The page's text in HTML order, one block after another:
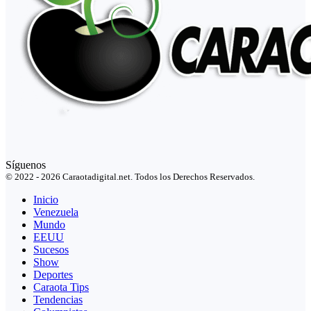
Síguenos
© 2022 - 2026 Caraotadigital.net. Todos los Derechos Reservados.
Inicio
Venezuela
Mundo
EEUU
Sucesos
Show
Deportes
Caraota Tips
Tendencias